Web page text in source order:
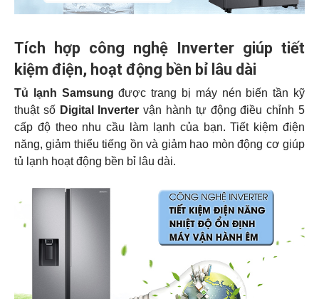
Tích hợp công nghệ Inverter giúp tiết
kiệm điện, hoạt động bền bỉ lâu dài
Tủ lạnh Samsung được trang bị máy nén biến tần kỹ
thuật số Digital Inverter vận hành tự động điều chỉnh 5
cấp độ theo nhu cầu làm lạnh của bạn. Tiết kiệm điện
năng, giảm thiểu tiếng ồn và giảm hao mòn động cơ giúp
tủ lạnh hoạt động bền bỉ lâu dài.